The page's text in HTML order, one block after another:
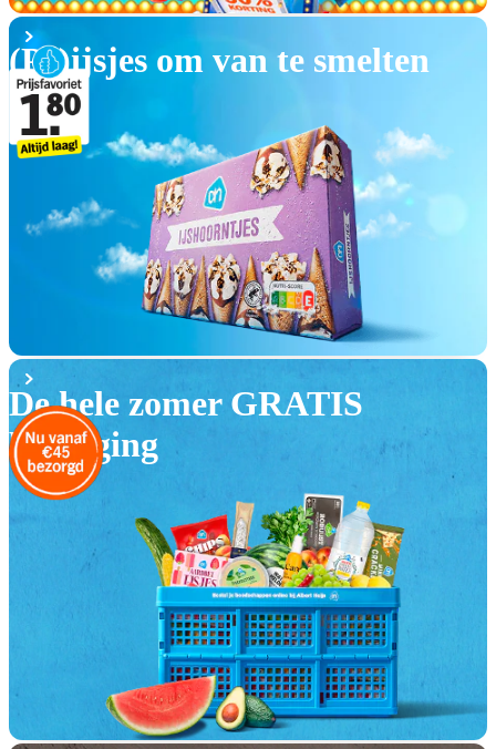
(Pr)ijsjes om van te smelten
De hele zomer GRATIS
bezorging